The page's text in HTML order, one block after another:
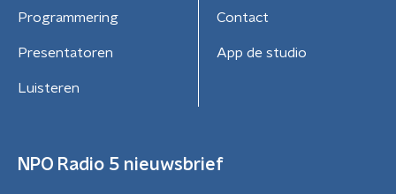
Programmering
Presentatoren
Luisteren
Contact
App de studio
NPO Radio 5 nieuwsbrief